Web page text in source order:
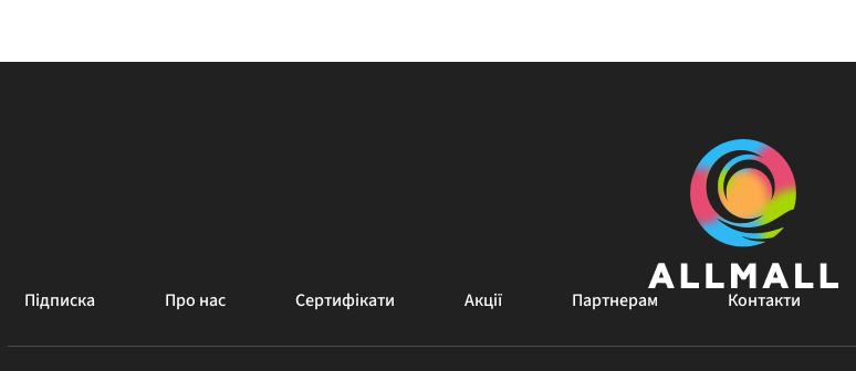
Підписка Про нас Сертифікати Акції Партнерам Контакти